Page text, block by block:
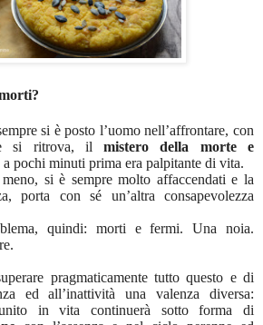
si è posto l’uomo nell’affrontare, con
si ritrova, ilmistero della morte e
pochi minuti prima era palpitante di vita.
si è sempre molto affaccendati e la
porta con sé un’altra consapevolezza
quindi: morti e fermi. Una noia.
pragmaticamente tutto questo e di
ed all’inattività una valenza diversa:
in vita continuerà sotto forma di